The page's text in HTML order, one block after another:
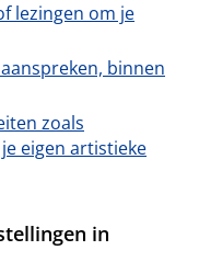
lezingen om je
binnen
zoals
eigen artistieke
in